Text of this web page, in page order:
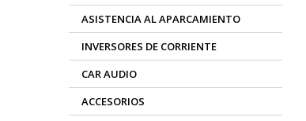
ASISTENCIA AL APARCAMIENTO
INVERSORES DE CORRIENTE
CAR AUDIO
ACCESORIOS